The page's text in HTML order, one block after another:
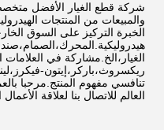
شركة قطع الغيار الأفضل
الخبرة التركيز على السوق
الغيار،الخ.مشاركة في العلامات
ريكسروث،باركر،إيتون-
تنافسي ‬مفهوم المنتج.مرحبا
العالم للاتصال بنا لعلاقة